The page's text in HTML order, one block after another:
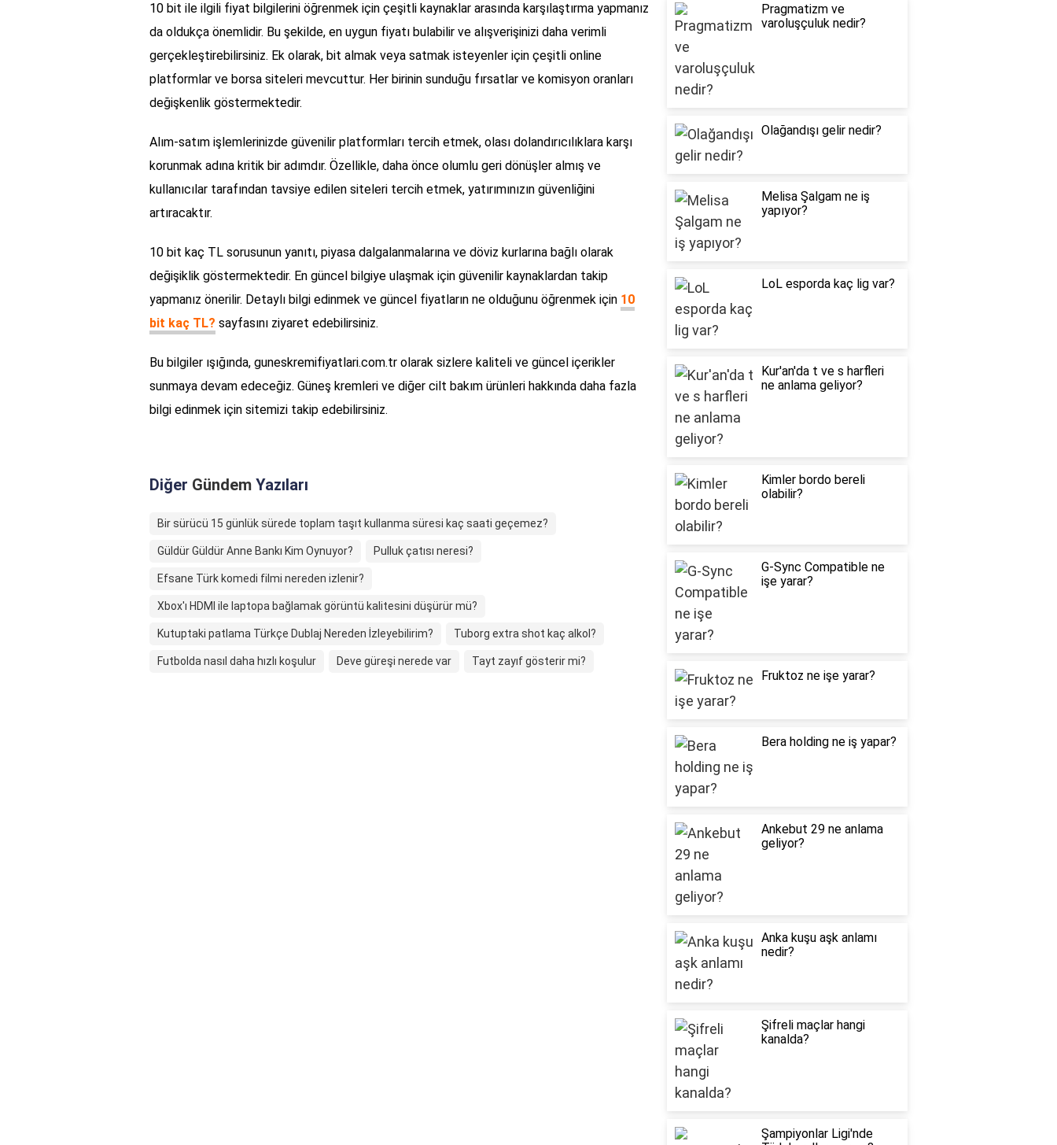
10 bit ile ilgili fiyat bilgilerini öğrenmek için çeşitli kaynaklar arasında karşılaştırma yapmanız
da oldukça önemlidir. Bu şekilde, en uygun fiyatı bulabilir ve alışverişinizi daha verimli
gerçekleştirebilirsiniz. Ek olarak, bit almak veya satmak isteyenler için çeşitli online
platformlar ve borsa siteleri mevcuttur. Her birinin sunduğu fırsatlar ve komisyon oranları
değişkenlik göstermektedir.
Alım-satım işlemlerinizde güvenilir platformları tercih etmek, olası dolandırıcılıklara karşı
korunmak adına kritik bir adımdır. Özellikle, daha önce olumlu geri dönüşler almış ve
kullanıcılar tarafından tavsiye edilen siteleri tercih etmek, yatırımınızın güvenliğini
artıracaktır.
10 bit kaç TL sorusunun yanıtı, piyasa dalgalanmalarına ve döviz kurlarına bağlı olarak
değişiklik göstermektedir. En güncel bilgiye ulaşmak için güvenilir kaynaklardan takip
yapmanız önerilir. Detaylı bilgi edinmek ve güncel fiyatların ne olduğunu öğrenmek için 10
bit kaç TL? sayfasını ziyaret edebilirsiniz.
Bu bilgiler ışığında, guneskremifiyatlari.com.tr olarak sizlere kaliteli ve güncel içerikler
sunmaya devam edeceğiz. Güneş kremleri ve diğer cilt bakım ürünleri hakkında daha fazla
bilgi edinmek için sitemizi takip edebilirsiniz.
Diğer Gündem Yazıları
Bir sürücü 15 günlük sürede toplam taşıt kullanma süresi kaç saati geçemez?
Güldür Güldür Anne Bankı Kim Oynuyor? Pulluk çatısı neresi?
Efsane Türk komedi filmi nereden izlenir?
Xbox'ı HDMI ile laptopa bağlamak görüntü kalitesini düşürür mü?
Kutuptaki patlama Türkçe Dublaj Nereden İzleyebilirim? Tuborg extra shot kaç alkol?
Futbolda nasıl daha hızlı koşulur Deve güreşi nerede var Tayt zayıf gösterir mi?
Pragmatizm ve
varoluşçuluk nedir?
Olağandışı gelir nedir?
Melisa Şalgam ne iş
yapıyor?
LoL esporda kaç lig var?
Kur'an'da t ve s harfleri
ne anlama geliyor?
Kimler bordo bereli
olabilir?
G-Sync Compatible ne
işe yarar?
Fruktoz ne işe yarar?
Bera holding ne iş yapar?
Ankebut 29 ne anlama
geliyor?
Anka kuşu aşk anlamı
nedir?
Şifreli maçlar hangi
kanalda?
Şampiyonlar Ligi'nde